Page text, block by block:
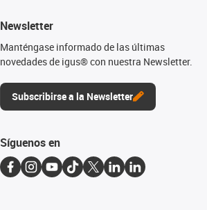
Newsletter
Manténgase informado de las últimas
novedades de igus® con nuestra Newsletter.
Subscribirse a la Newsletter
Síguenos en